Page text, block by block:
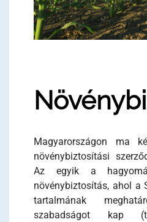
Magyarországon ma
növénybiztosítási
Az egyik a
növénybiztosítás, ahol a
tartalmának
szabadságot kap